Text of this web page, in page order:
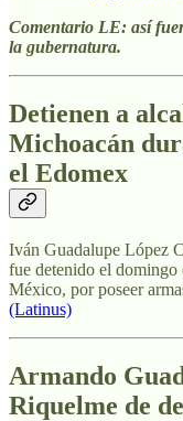
Comentario LE: así
la gubernatura.
Detienen a
Michoacán
el Edomex
Iván Guadalupe López
fue detenido el
México, por poseer
(Latinus)
Armando
Riquelme de